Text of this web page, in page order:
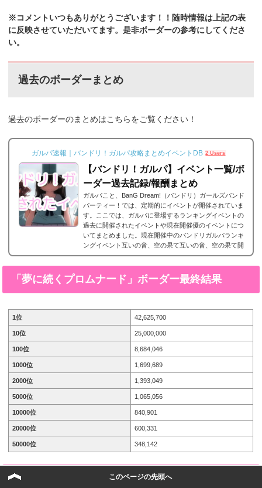
※コメントいつもありがとうございます！！随時情報は上記の表
に反映させていただいてます。是非ボーダーの参考にしてくださ
い。
過去のボーダーまとめ
過去のボーダーのまとめはこちらをご覧ください！
ガルパ速報｜バンドリ！ガルパ攻略まとめイベントDB 2 Users
【バンドリ！ガルパ】イベント一覧/ボ
ーダー過去記録/報酬まとめ
ガルパこと、BanG Dream!（バンドリ）ガールズバンド
パーティー！では、定期的にイベントが開催されていま
す。ここでは、ガルパに登場するランキングイベントの
過去に開催されたイベントや現在開催優のイベントにつ
いてまとめました。現在開催中のバンドリガルパランキ
ングイベント互いの音、空の果て互いの音、空の果て開
催期間2023年10月31日15時 ～ 11月7日20時59分攻略情
報 イベント情報まとめ報酬キャラ羽沢つぐみ 星3［2人
の想い］上原ひまり 星2［不安に揺れる瞳］過去のバン
ドリガルパランキングイベント一覧エフォート・イン...
「夢に続くプロムナード」ボーダー最終結果
1位 42,625,700
10位 25,000,000
100位 8,684,046
1000位 1,699,689
2000位 1,393,049
5000位 1,065,056
10000位 840,901
20000位 600,331
50000位 348,142
「ふゆぞらマルシェ」ボーダー最終結果
このページの先頭へ